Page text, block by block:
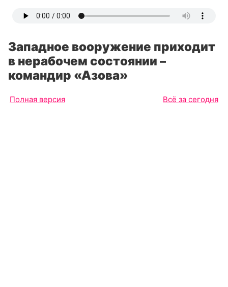
Западное вооружение приходит
в нерабочем состоянии –
командир «Азова»
Полная версия Всё за сегодня